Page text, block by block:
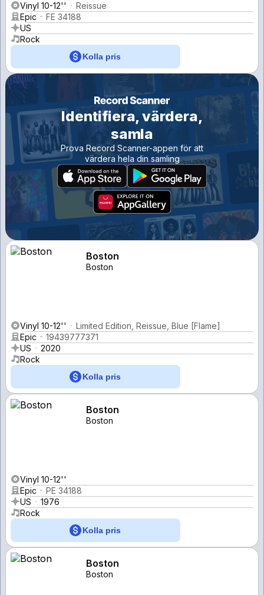
Vinyl 10-12''
Reissue
Epic
FE 34188
US
Rock
Kolla pris
Identifiera, värdera,
samla
Prova Record Scanner-appen för att
värdera hela din samling
Boston
Boston
Vinyl 10-12''
Limited Edition, Reissue, Blue [Flame]
Epic
19439777371
US
2020
Rock
Kolla pris
Boston
Boston
Vinyl 10-12''
Epic
PE 34188
US
1976
Rock
Kolla pris
Boston
Boston